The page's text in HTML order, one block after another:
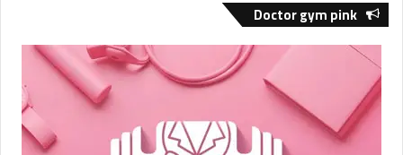
Doctor gym pink